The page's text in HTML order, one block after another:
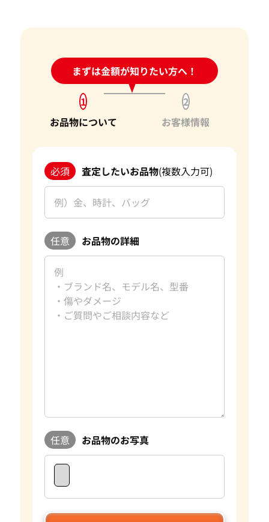
まずは金額が知りたい方へ！
24時間受付中!問い合わせフォーム
1
お品物について
2
お客様情報
必須 査定したいお品物(複数入力可)
任意 お品物の詳細
任意 お品物のお写真